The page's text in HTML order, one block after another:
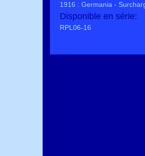
1916 : Germania -
Disponible en série:
RPL06-16